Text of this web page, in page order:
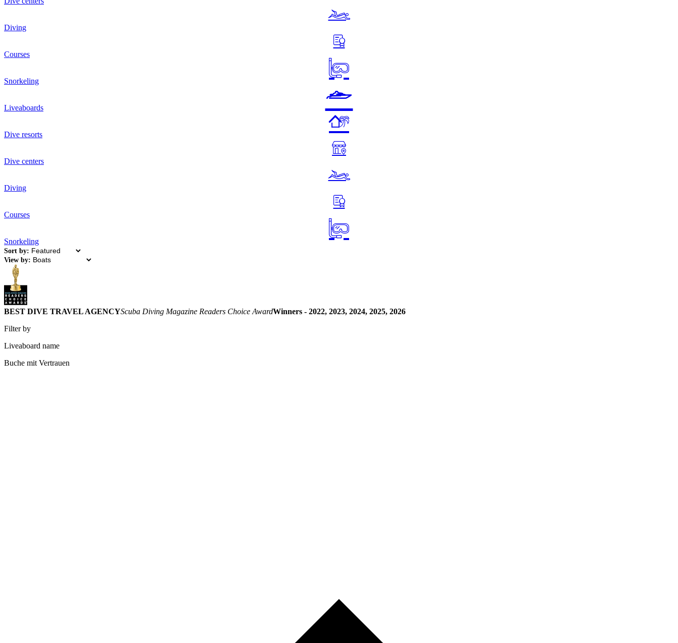
Diving
Courses
Snorkeling
Liveaboards
Dive resorts
Dive centers
Diving
Courses
Snorkeling
Sort by:
View by:
BEST DIVE TRAVEL AGENCYScuba Diving Magazine Readers Choice AwardWinners - 2022, 2023, 2024, 2025, 2026
Filter by
Liveaboard name
Buche mit Vertrauen